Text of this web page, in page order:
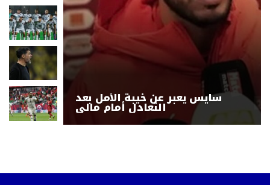
سايس يعبر عن خيبة الأمل بعد
التعادل أمام مالي